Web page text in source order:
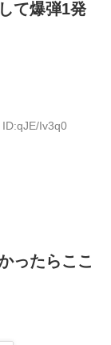
て爆弾1発
Iv3q0
ったらここ